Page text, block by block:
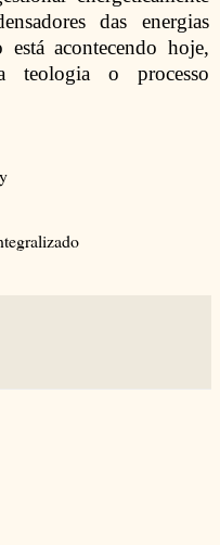
das energias
acontecendo hoje,
teologia o processo